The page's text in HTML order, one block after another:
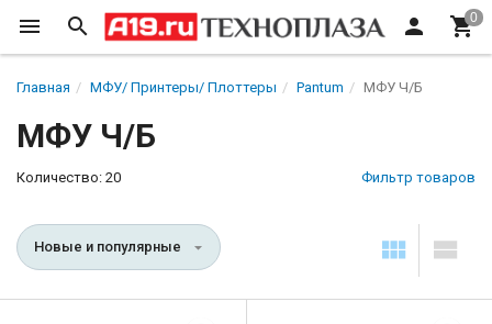
Главная МФУ/ Принтеры/ Плоттеры Pantum МФУ Ч/Б
МФУ Ч/Б
Количество: 20 Фильтр товаров
Новые и популярные